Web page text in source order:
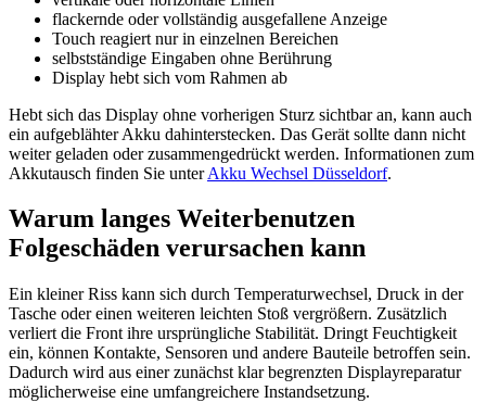
flackernde oder vollständig ausgefallene Anzeige
Touch reagiert nur in einzelnen Bereichen
selbstständige Eingaben ohne Berührung
Display hebt sich vom Rahmen ab
Hebt sich das Display ohne vorherigen Sturz sichtbar an, kann auch
ein aufgeblähter Akku dahinterstecken. Das Gerät sollte dann nicht
weiter geladen oder zusammengedrückt werden. Informationen zum
Akkutausch finden Sie unterAkku Wechsel Düsseldorf.
Warum langes Weiterbenutzen
Folgeschäden verursachen kann
Ein kleiner Riss kann sich durch Temperaturwechsel, Druck in der
Tasche oder einen weiteren leichten Stoß vergrößern. Zusätzlich
verliert die Front ihre ursprüngliche Stabilität. Dringt Feuchtigkeit
ein, können Kontakte, Sensoren und andere Bauteile betroffen sein.
Dadurch wird aus einer zunächst klar begrenzten Displayreparatur
möglicherweise eine umfangreichere Instandsetzung.